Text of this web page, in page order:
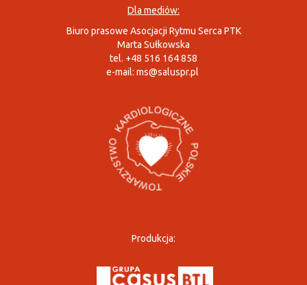
Dla mediów:
Biuro prasowe Asocjacji Rytmu Serca PTK
Marta Sułkowska
tel. +48 516 164 858
e-mail: ms@saluspr.pl
Produkcja: